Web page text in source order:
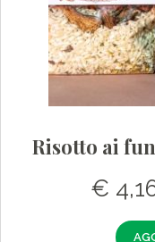
Risotto ai
€